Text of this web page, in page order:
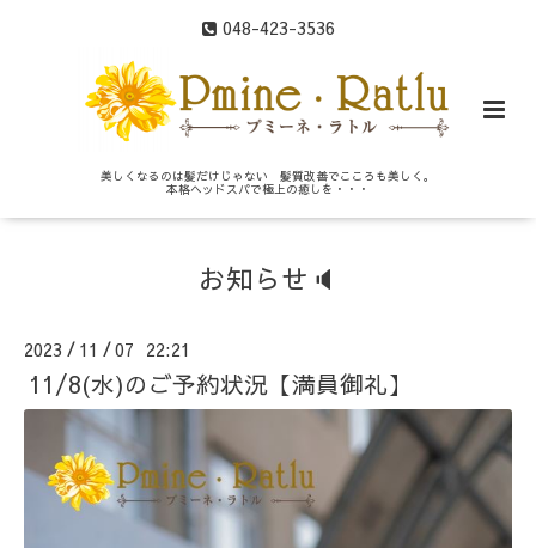
048-423-3536
美しくなるのは髪だけじゃない 髪質改善でこころも美しく。
本格ヘッドスパで極上の癒しを・・・
お知らせ🔈
2023 / 11 /07 22:21
11/8(水)のご予約状況【満員御礼】